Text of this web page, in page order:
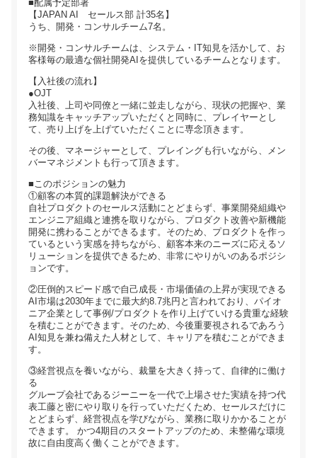
■配属予定部署
【JAPAN AI セールス部 計35名】
うち、開発・コンサルチーム7名。
※開発・コンサルチームは、システム・IT知見を活かして、お
客様毎の最適な個社開発AIを提供しているチームとなります。
【入社後の流れ】
●OJT
入社後、上司や同僚と一緒に並走しながら、現状の把握や、業
務知識をキャッチアップいただくと同時に、プレイヤーとし
て、売り上げを上げていただくことに専念頂きます。
その後、マネージャーとして、プレイングも行いながら、メン
バーマネジメントも行って頂きます。
■このポジションの魅力
①顧客の本質的課題解決ができる
自社プロダクトのセールス活動にとどまらず、事業開発組織や
エンジニア組織と連携を取りながら、プロダクト改善や新機能
開発に携わることができるます。そのため、プロダクトを作っ
ているという実感を持ちながら、顧客本来のニーズに応えるソ
リューションを提供できるため、非常にやりがいのあるポジシ
ョンです。
②圧倒的スピード感で自己成長・市場価値の上昇が実現できる
AI市場は2030年までに最大約8.7兆円と言われており、パイオ
ニア企業として事例/プロダクトを作り上げていける貴重な経験
を積むことができます。そのため、今後重要視されるであろう
AI知見を兼ね備えた人材として、キャリアを積むことができま
す。
③経営視点を養いながら、裁量を大きく持って、自律的に働け
る
グループ会社であるジーニーを一代で上場させた実績を持つ代
表工藤と密にやり取りを行っていただくため、セールスだけに
とどまらず、経営視点を学びながら、業務に取りかかることが
できます。 かつ4期目のスタートアップのため、未整備な環境
故に自由度高く働くことができます。